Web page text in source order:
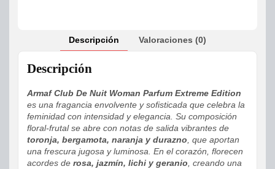
Descripción Valoraciones (0)
Descripción
Armaf Club De Nuit Woman Parfum Extreme Edition
es una fragancia envolvente y sofisticada que celebra la
feminidad con intensidad y elegancia. Su composición
floral-frutal se abre con notas de salida vibrantes de
toronja, bergamota, naranja y durazno, que aportan
una frescura jugosa y luminosa. En el corazón, florecen
acordes de rosa, jazmín, lichi y geranio, creando una